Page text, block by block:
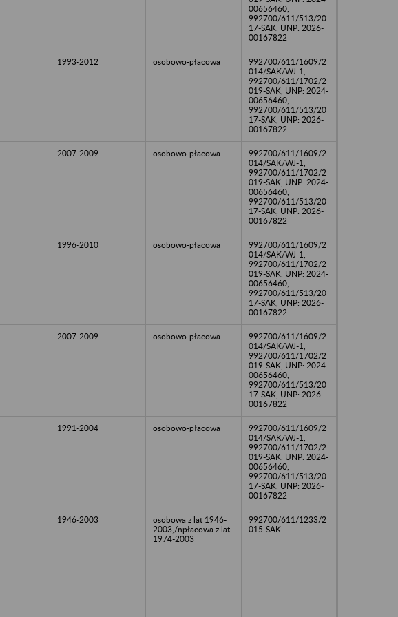
00656460,
992700/611/513/20
17-SAK, UNP: 2026-
00167822
1993-2012 osobowo-płacowa
992700/611/1609/2
014/SAK/WJ-1,
992700/611/1702/2
019-SAK, UNP: 2024-
00656460,
992700/611/513/20
17-SAK, UNP: 2026-
00167822
2007-2009 osobowo-płacowa
992700/611/1609/2
014/SAK/WJ-1,
992700/611/1702/2
019-SAK, UNP: 2024-
00656460,
992700/611/513/20
17-SAK, UNP: 2026-
00167822
1996-2010 osobowo-płacowa
992700/611/1609/2
014/SAK/WJ-1,
992700/611/1702/2
019-SAK, UNP: 2024-
00656460,
992700/611/513/20
17-SAK, UNP: 2026-
00167822
2007-2009 osobowo-płacowa
992700/611/1609/2
014/SAK/WJ-1,
992700/611/1702/2
019-SAK, UNP: 2024-
00656460,
992700/611/513/20
17-SAK, UNP: 2026-
00167822
1991-2004 osobowo-płacowa
992700/611/1609/2
014/SAK/WJ-1,
992700/611/1702/2
019-SAK, UNP: 2024-
00656460,
992700/611/513/20
17-SAK, UNP: 2026-
00167822
1946-2003
osobowa z lat 1946-
2003,/npłacowa z lat
1974-2003
992700/611/1233/2
015-SAK